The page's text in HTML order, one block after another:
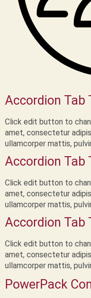
Accordion Tab
Click edit button to
amet, consectetur
ullamcorper mattis,
Accordion Tab
Click edit button to
amet, consectetur
ullamcorper mattis,
Accordion Tab
Click edit button to
amet, consectetur
ullamcorper mattis,
PowerPack